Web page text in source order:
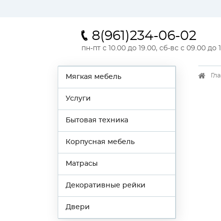
8(961)234-06-02
пн-пт с 10.00 до 19.00, сб-вс с 09.00 до
Мягкая мебель
Услуги
Бытовая техника
Корпусная мебель
Матрасы
Декоративные рейки
Двери